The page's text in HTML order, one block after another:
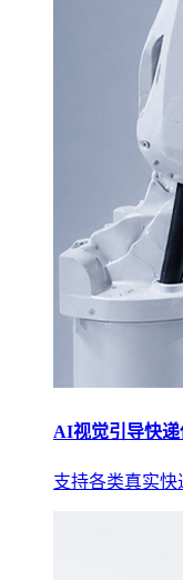
AI视觉引导快递
支持各类真实快